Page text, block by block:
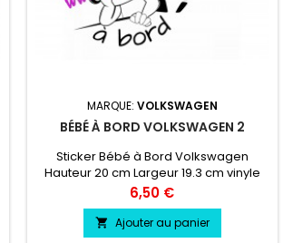
MARQUE: VOLKSWAGEN
BÉBÉ À BORD VOLKSWAGEN 2
Sticker Bébé à Bord Volkswagen
Hauteur 20 cm Largeur 19.3 cm vinyle
professionnel très résistant résiste a
l'eau, essence, chaleur, froid.
Prix
6,50 €
 Ajouter au panier